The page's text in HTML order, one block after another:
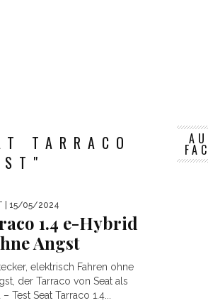
TARRACO
| 15/05/2024
1.4 e-Hybrid
Angst
elektrisch Fahren ohne
der Tarraco von Seat als
Test Seat Tarraco 1.4...